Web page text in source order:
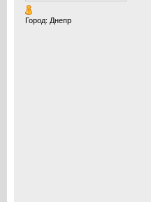
Город: Днепр